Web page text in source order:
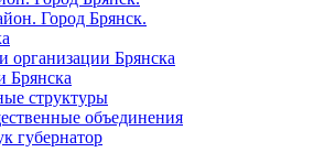
Город Брянск.
организации Брянска
структуры
объединения
губернатор